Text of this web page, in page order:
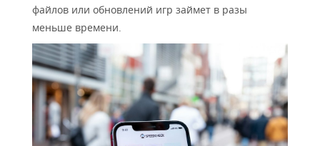
файлов или обновлений игр займет в разы
меньше времени.